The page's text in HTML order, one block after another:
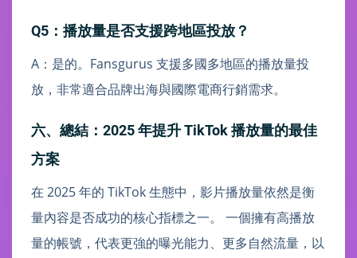
Q5：播放量是否支援跨地區投放？
A：是的。Fansgurus 支援多國多地區的播放量投
放，非常適合品牌出海與國際電商行銷需求。
六、總結：2025 年提升 TikTok 播放量的最佳
方案
在 2025 年的 TikTok 生態中，影片播放量依然是衡
量內容是否成功的核心指標之一。 一個擁有高播放
量的帳號，代表更強的曝光能力、更多自然流量，以